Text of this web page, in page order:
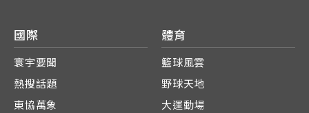
國際
寰宇要聞
熱搜話題
東協萬象
體育
籃球風雲
野球天地
大運動場